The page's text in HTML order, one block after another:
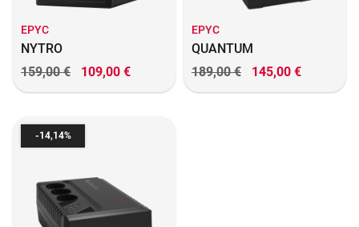
EPYC
NYTRO
Verkaufspreis
159,00 € Preis
109,00 €
EPYC
QUANTUM
Verkaufspreis
189,00 € Preis
145,00 €
-14,14%